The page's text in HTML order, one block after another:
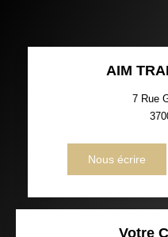
AIM
7 Rue
Nous écrire
Votre